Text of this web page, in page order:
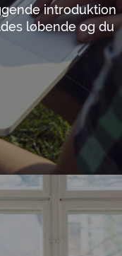
introduktion
løbende og du